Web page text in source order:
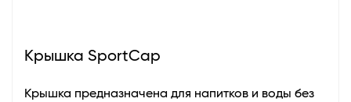
Крышка SportCap
Крышка предназначена для напитков и воды без